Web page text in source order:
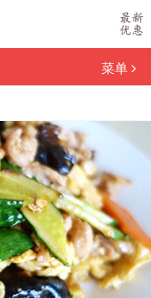
菜单